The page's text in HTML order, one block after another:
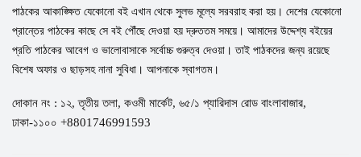
পাঠকের আকাঙ্ক্ষিত যেকোনো বই এখান থেকে সুলভ মূল্যে সরবরাহ করা হয়। দেশের যেকোনো
প্রান্তের পাঠকের কাছে সে বই পৌঁছে দেওয়া হয় দ্রুততম সময়ে। আমাদের উদ্দেশ্য বইয়ের
প্রতি পাঠকের আবেগ ও ভালোবাসাকে সর্বোচ্চ গুরুত্ব দেওয়া। তাই পাঠকদের জন্য রয়েছে
বিশেষ অফার ও ছাড়সহ নানা সুবিধা। আপনাকে স্বাগতম।
দোকান নং : ১২, তৃতীয় তলা, কওমী মার্কেট, ৬৫/১ প্যারিদাস রোড বাংলাবাজার,
ঢাকা-১১০০ +8801746991593